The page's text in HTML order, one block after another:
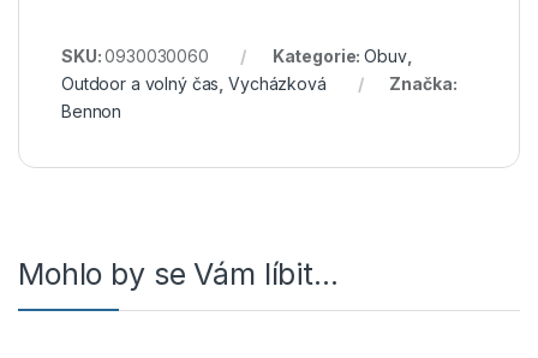
SKU:0930030060 Kategorie:Obuv,
Outdoor a volný čas,Vycházková
Značka:
Bennon
Mohlo by se Vám líbit…